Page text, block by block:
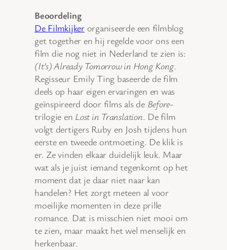
Beoordeling
De Filmkijkerorganiseerde een filmblog
get together en hij regelde voor ons een
film die nog niet in Nederland te zien is:
(It’s) Already Tomorrow in Hong Kong.
Regisseur Emily Ting baseerde de film
deels op haar eigen ervaringen en was
geïnspireerd door films als de Before-
trilogie en Lost in Translation. De film
volgt dertigers Ruby en Josh tijdens hun
eerste en tweede ontmoeting. De klik is
er. Ze vinden elkaar duidelijk leuk. Maar
wat als je juist iemand tegenkomt op het
moment dat je daar niet naar kan
handelen? Het zorgt meteen al voor
moeilijke momenten in deze prille
romance. Dat is misschien niet mooi om
te zien, maar maakt het wel menselijk en
herkenbaar.